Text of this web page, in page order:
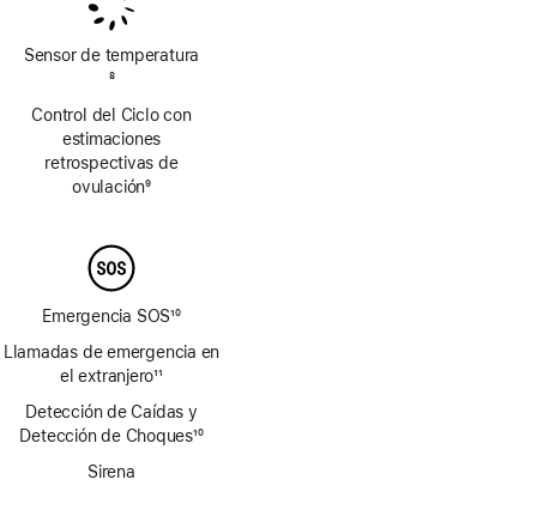
página
página
Sensor de temperatura
pie
página
8
Control del Ciclo con
estimaciones
retrospectivas de
ovulación
página
9
Emergencia SOS
a
pie
de
página
10
Llamadas de emergencia en
el extranjero
pie
11
Detección de Caídas y
Detección de Choques10
Sirena